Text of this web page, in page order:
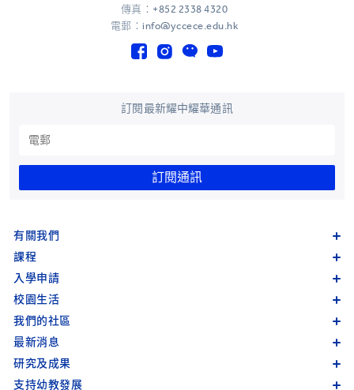
傳真：+852 2338 4320
電郵：info@yccece.edu.hk
訂閱最新耀中耀華通訊
訂閱通訊
有關我們
課程
入學申請
校園生活
我們的社區
最新消息
研究及成果
支持幼教發展